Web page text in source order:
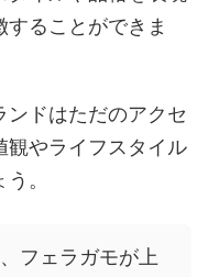
することができま
ンドはただのアクセ
観やライフスタイル
。
フェラガモが上